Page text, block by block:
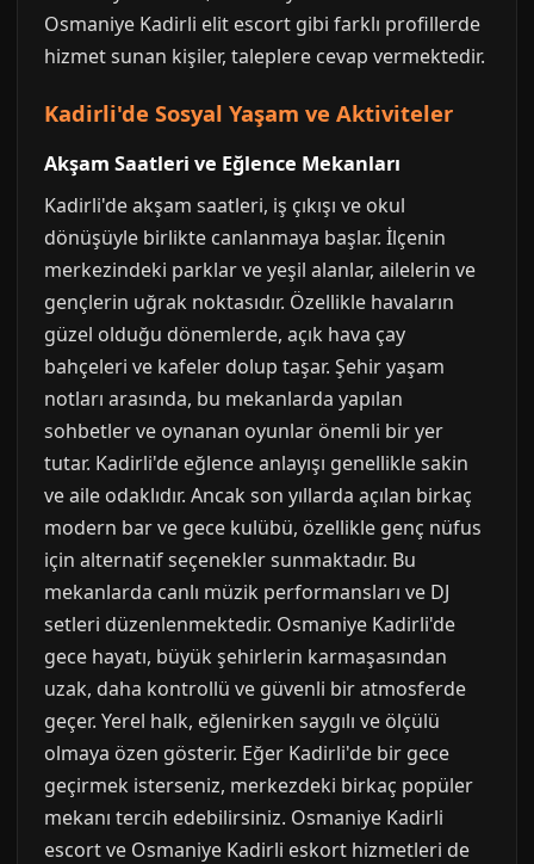
Osmaniye Kadirli elit escort gibi farklı profillerde
hizmet sunan kişiler, taleplere cevap vermektedir.
Kadirli'de Sosyal Yaşam ve Aktiviteler
Akşam Saatleri ve Eğlence Mekanları
Kadirli'de akşam saatleri, iş çıkışı ve okul
dönüşüyle birlikte canlanmaya başlar. İlçenin
merkezindeki parklar ve yeşil alanlar, ailelerin ve
gençlerin uğrak noktasıdır. Özellikle havaların
güzel olduğu dönemlerde, açık hava çay
bahçeleri ve kafeler dolup taşar. Şehir yaşam
notları arasında, bu mekanlarda yapılan
sohbetler ve oynanan oyunlar önemli bir yer
tutar. Kadirli'de eğlence anlayışı genellikle sakin
ve aile odaklıdır. Ancak son yıllarda açılan birkaç
modern bar ve gece kulübü, özellikle genç nüfus
için alternatif seçenekler sunmaktadır. Bu
mekanlarda canlı müzik performansları ve DJ
setleri düzenlenmektedir. Osmaniye Kadirli'de
gece hayatı, büyük şehirlerin karmaşasından
uzak, daha kontrollü ve güvenli bir atmosferde
geçer. Yerel halk, eğlenirken saygılı ve ölçülü
olmaya özen gösterir. Eğer Kadirli'de bir gece
geçirmek isterseniz, merkezdeki birkaç popüler
mekanı tercih edebilirsiniz. Osmaniye Kadirli
escort ve Osmaniye Kadirli eskort hizmetleri de